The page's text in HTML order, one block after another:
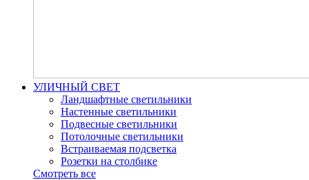
УЛИЧНЫЙ СВЕТ
Ландшафтные светильники
Настенные светильники
Подвесные светильники
Потолочные светильники
Встраиваемая подсветка
Розетки на столбике
Смотреть все